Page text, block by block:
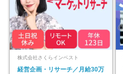
株式会社さくらインベスト
経営企画・リサーチ／月給30万